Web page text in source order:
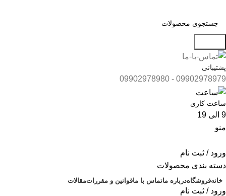
پشتیبانی
09902978979 - 09902978980
ساعت کاری
9 الی 19
منو
ورود / ثبت نام
دسته بندی محصولات
خانهفروشگاهدرباره ماتماس با ماقوانین و مقرراتمقالات
ورود / ثبت نام